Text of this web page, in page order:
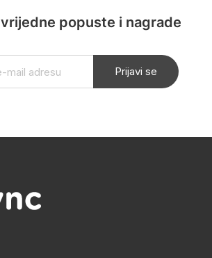
vrijedne popuste i nagrade
Prijavi se